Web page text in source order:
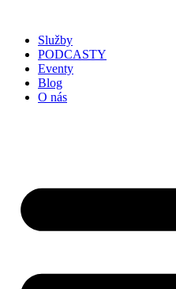
Služby
PODCASTY
Eventy
Blog
O nás